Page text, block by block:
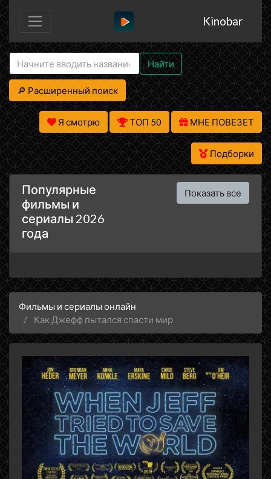
Kinobar
Найти
🔎 Расширенный поиск
Я смотрю ТОП 50 МНЕ ПОВЕЗЕТ
Подборки
Популярные
фильмы и
сериалы 2026
года
Показать все
Фильмы и сериалы онлайн
Как Джефф пытался спасти мир